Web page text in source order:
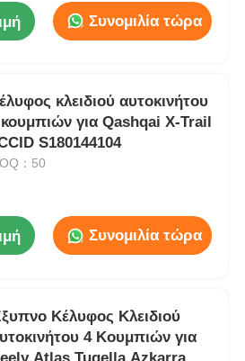
Συνομιλία τώρα
κλειδιού αυτοκινήτου
για Qashqai X-Trail
S180144104
：50
Συνομιλία τώρα
Κέλυφος Κλειδιού
4 Κουμπιών για
Atlas Tugella Azkarra